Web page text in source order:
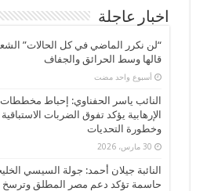
اخبار عاجلة
“لن نكرر الماضي في كل الحالات”
قالها وسط الحرائق والجفاف
‏أسبوع واحد مضت
النائب ياسر الحفناوي: إحباط
الإرهابية يؤكد تفوق الضربات
وخطورة التحديات
30 مارس، 2026
النائبة جيلان أحمد: جولة السيسي
حاسمة تؤكد دعم مصر المطلق وترسخ